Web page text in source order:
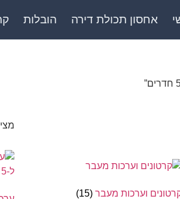
אחסון תכולת דירה הובלות
וערכות מעבר (15)